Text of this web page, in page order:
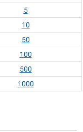
5
10
50
100
500
1000